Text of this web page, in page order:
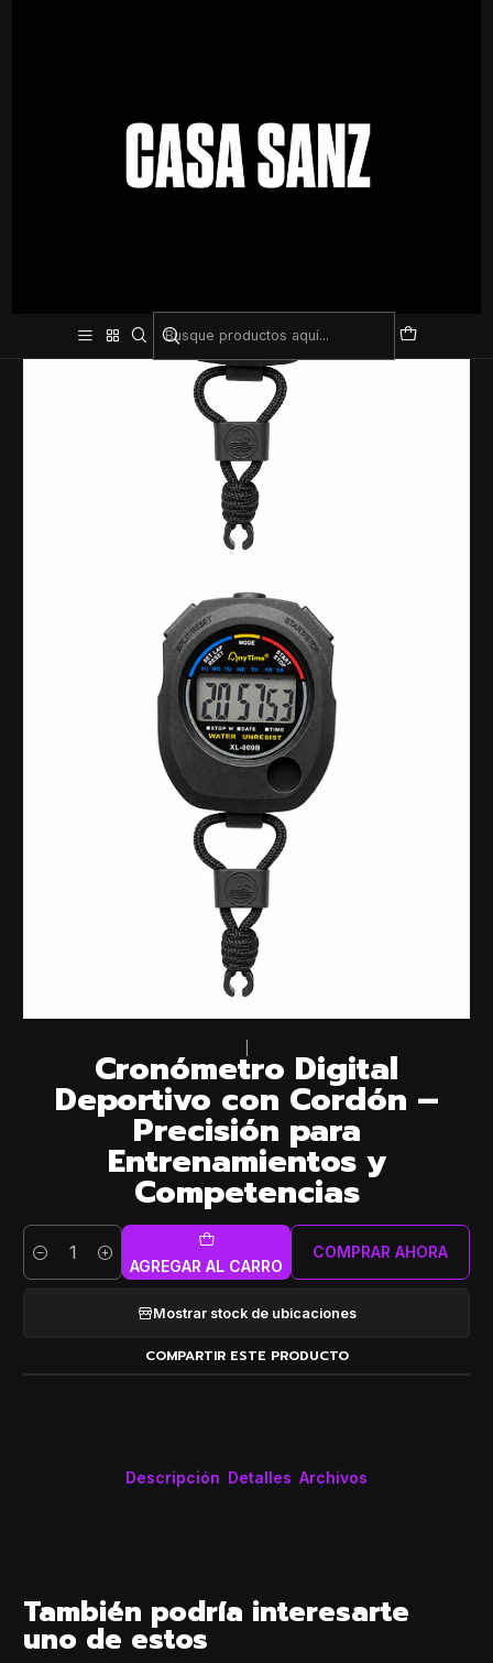
Cronómetro Digital
Deportivo con Cordón –
Precisión para
Entrenamientos y
Competencias
Cantidad AGREGAR AL CARRO
COMPRAR AHORA
Mostrar stock de ubicaciones
COMPARTIR ESTE PRODUCTO
Descripción Detalles Archivos
También podría interesarte
uno de estos